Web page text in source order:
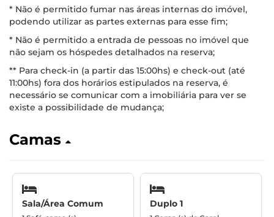
* Não é permitido fumar nas áreas internas do imóvel,
podendo utilizar as partes externas para esse fim;
* Não é permitido a entrada de pessoas no imóvel que
não sejam os hóspedes detalhados na reserva;
** Para check-in (a partir das 15:00hs) e check-out (até
11:00hs) fora dos horários estipulados na reserva, é
necessário se comunicar com a imobiliária para ver se
existe a possibilidade de mudança;
Camas
Sala/Área Comum Duplo 1